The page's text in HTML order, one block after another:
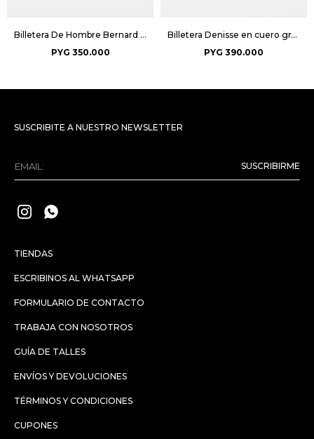
Billetera De Hombre Bernard - Negro
PYG 350.000
Billetera Denisse en cuero graneado - Negro
PYG 390.000
TIENDAS
ESCRIBINOS AL WHATSAPP
FORMULARIO DE CONTACTO
TRABAJA CON NOSOTROS
GUÍA DE TALLES
ENVÍOS Y DEVOLUCIONES
TÉRMINOS Y CONDICIONES
CUPONES
SUSCRIBITE A NUESTRO NEWSLETTER
SUSCRIBIRME
 